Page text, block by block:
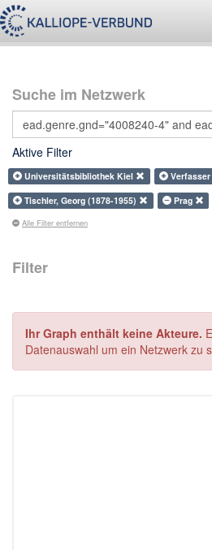
Suche im Netzwerk
Aktive Filter
Universitätsbibliothek Kiel
Verfasser
Tischler, Georg (1878-1955)
Prag
Alle Filter entfernen
Filter
Ihr Graph enthält keine Akteure.
Datenauswahl um ein Netzwerk zu